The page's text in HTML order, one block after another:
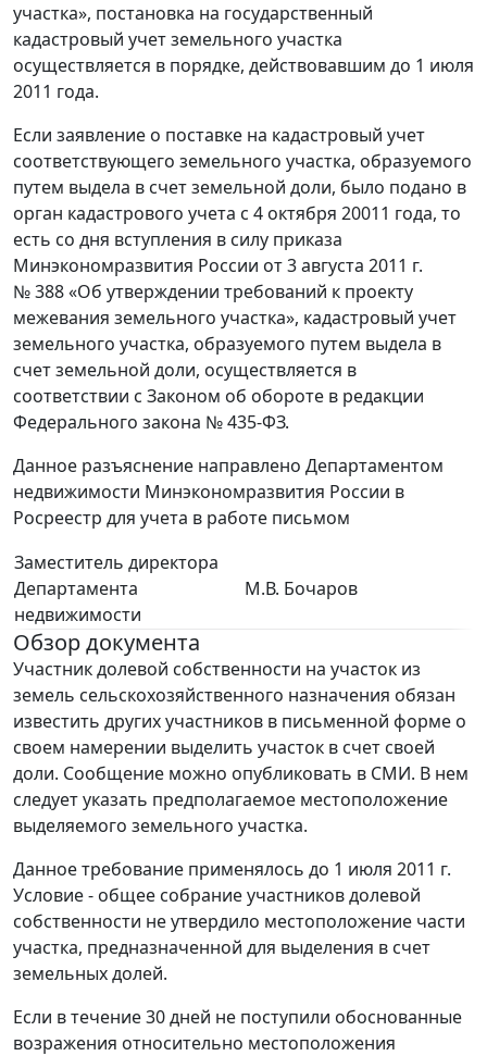
участка», постановка на государственный
кадастровый учет земельного участка
осуществляется в порядке, действовавшим до 1 июля
2011 года.
Если заявление о поставке на кадастровый учет
соответствующего земельного участка, образуемого
путем выдела в счет земельной доли, было подано в
орган кадастрового учета с 4 октября 20011 года, то
есть со дня вступления в силу приказа
Минэкономразвития России от 3 августа 2011 г.
№ 388 «Об утверждении требований к проекту
межевания земельного участка», кадастровый учет
земельного участка, образуемого путем выдела в
счет земельной доли, осуществляется в
соответствии с Законом об обороте в редакции
Федерального закона № 435-ФЗ.
Данное разъяснение направлено Департаментом
недвижимости Минэкономразвития России в
Росреестр для учета в работе письмом
Заместитель директора
Департамента
недвижимости
М.В. Бочаров
Обзор документа
Участник долевой собственности на участок из
земель сельскохозяйственного назначения обязан
известить других участников в письменной форме о
своем намерении выделить участок в счет своей
доли. Сообщение можно опубликовать в СМИ. В нем
следует указать предполагаемое местоположение
выделяемого земельного участка.
Данное требование применялось до 1 июля 2011 г.
Условие - общее собрание участников долевой
собственности не утвердило местоположение части
участка, предназначенной для выделения в счет
земельных долей.
Если в течение 30 дней не поступили обоснованные
возражения относительно местоположения